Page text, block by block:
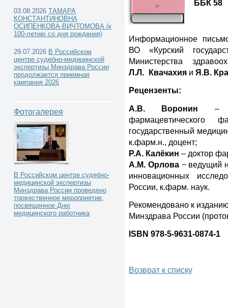
03.08.2026 ТАМАРА
КОНСТАНТИНОВНА
ОСИПЕНКОВА-ВИЧТОМОВА (к
100-летию со дня рождения)
29.07.2026 В Российском
центре судебно-медицинской
экспертизы Минздрава России
продолжается приемная
кампания 2026
Фотогалерея
В Российском центре судебно-
медицинской экспертизы
Минздрава России проведено
торжественное мероприятие,
посвященное Дню
медицинского работника
ББК 58
Информационное
ВО «Курский
Министерства
Л.Л.а Квачахияи Я.В.
Рецензенты:
А.В. Воронин –
фармацевтического
государственный
к.фарм.н., доцент;
Р.А. Калёкин – доктор
А.М. Орлова− ведущий
инновационных
России, к.фарм. наук.
Рекомендовано к
Минздрава России
ISBN 978-5-9631-0874-1
Возврат к списку